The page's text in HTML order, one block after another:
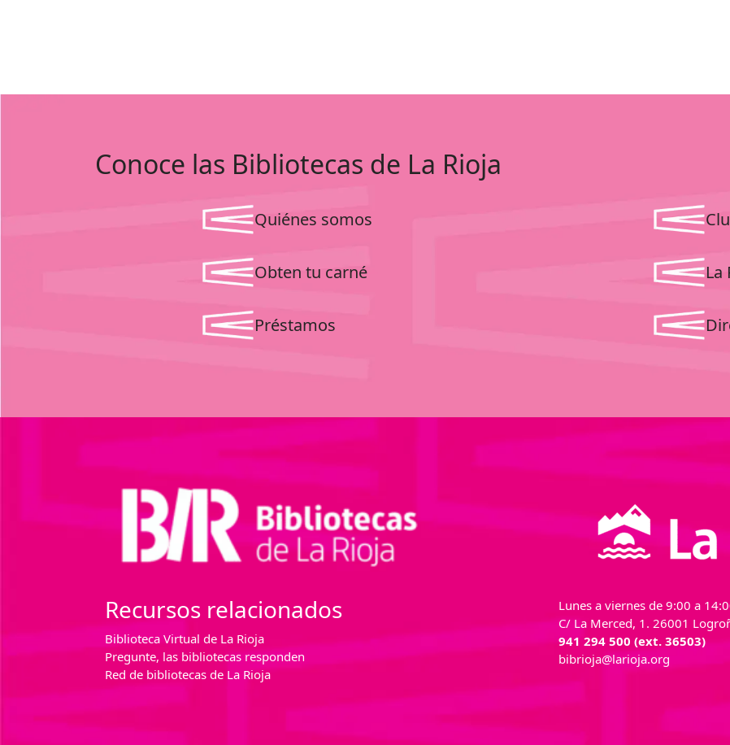
Conoce las Bibliotecas de La Rioja
Quiénes somos
Obten tu carné
Préstamos
La
Recursos relacionados
Biblioteca Virtual de La Rioja
Pregunte, las bibliotecas responden
Red de bibliotecas de La Rioja
Lunes a viernes de 9:00 a
C/ La Merced, 1. 26001
941 294 500 (ext. 36503)
bibrioja@larioja.org